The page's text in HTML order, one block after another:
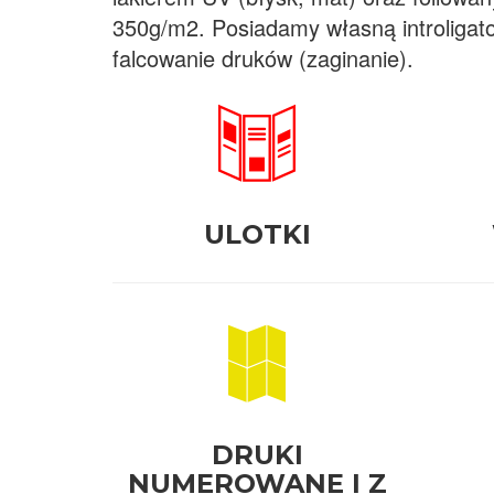
350g/m2. Posiadamy własną
falcowanie druków (zaginanie).
ULOTKI
DRUKI
NUMEROWANE I Z